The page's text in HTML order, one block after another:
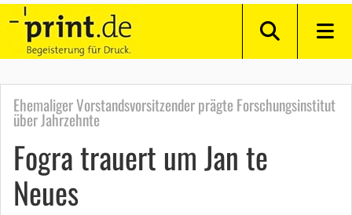
Ehemaliger Vorstandsvorsitzender prägte Forschungsinstitut
über Jahrzehnte
Fogra trauert um Jan te
Neues